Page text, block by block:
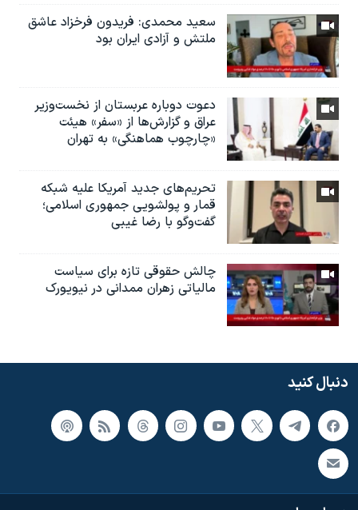
سعید محمدی: فریدون فرخزاد عاشق
ملتش و آزادی ایران بود
دعوت دوباره عربستان از نخست‌وزیر
عراق و گزارش‌ها از «سفر» هیئت
«چارچوب هماهنگی» به تهران
تحریم‌های جدید آمریکا علیه شبکه
قمار و پولشویی جمهوری اسلامی؛
گفت‌وگو با رضا غیبی
چالش حقوقی تازه برای سیاست
مالیاتی زهران ممدانی در نیویورک
دنبال کنید